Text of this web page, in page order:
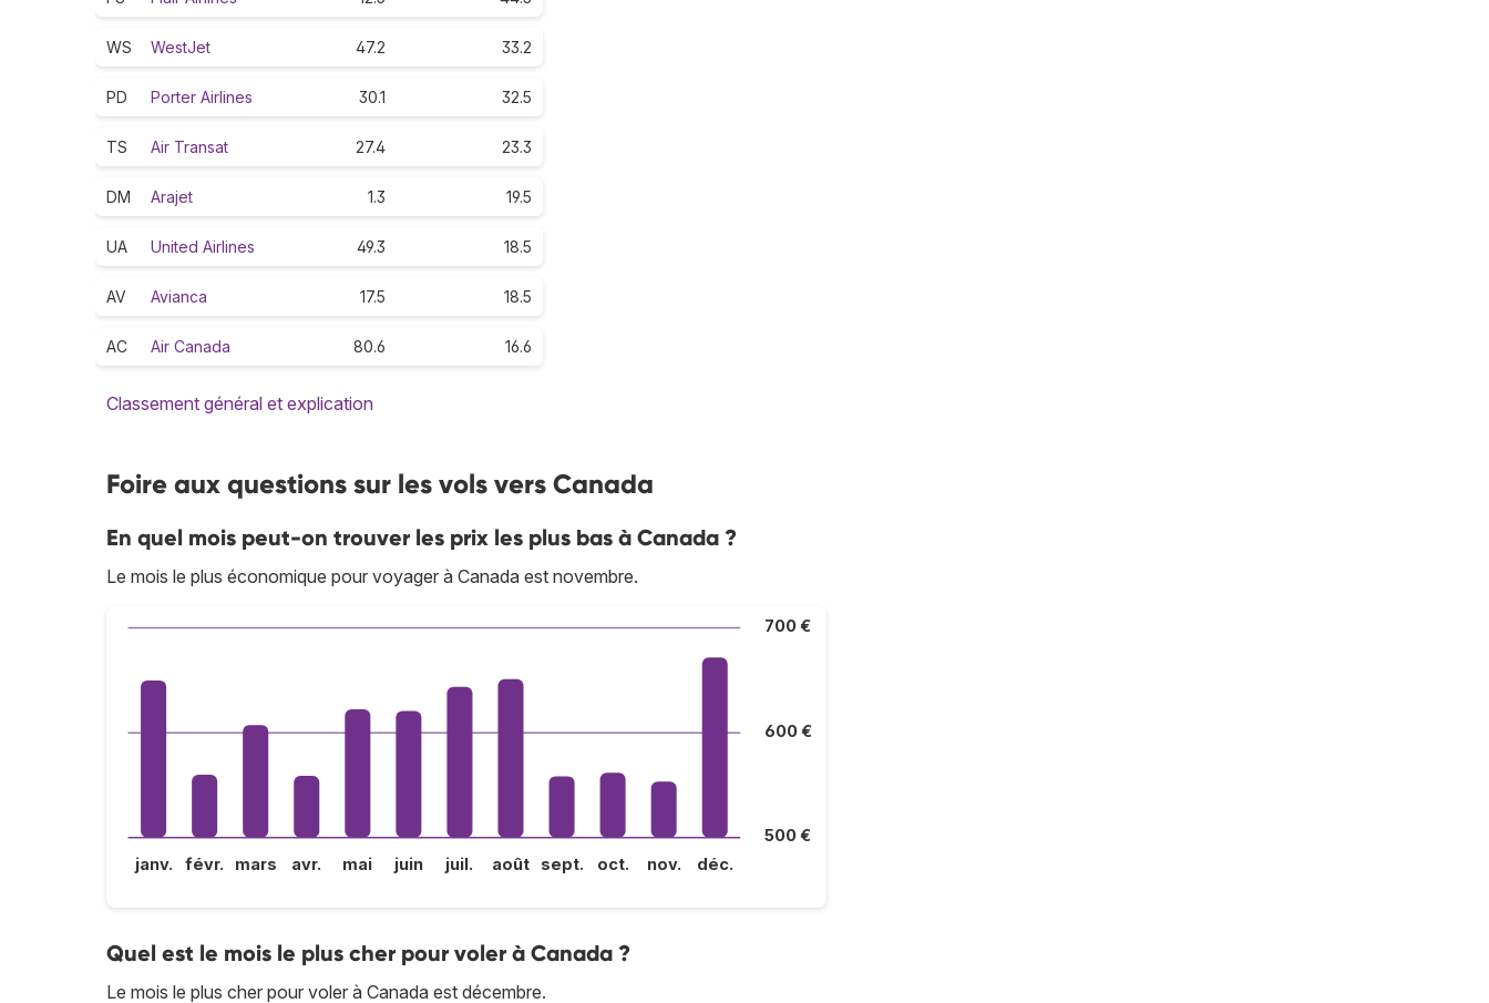
WS WestJet 47.2 33.2
PD Porter Airlines 30.1 32.5
TS Air Transat 27.4 23.3
DM Arajet 1.3 19.5
UA United Airlines 49.3 18.5
AV Avianca 17.5 18.5
AC Air Canada 80.6 16.6
Classement général et explication
Foire aux questions sur les vols vers Canada
En quel mois peut-on trouver les prix les plus bas à Canada ?
Le mois le plus économique pour voyager à Canada est novembre.
500 €
600 €
700 €
janv. févr. mars avr. mai juin juil. août sept. oct. nov. déc.
Quel est le mois le plus cher pour voler à Canada ?
Le mois le plus cher pour voler à Canada est décembre.